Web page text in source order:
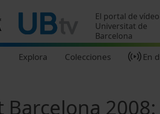
El portal de
Universitat de
Barcelona
Explora Colecciones En